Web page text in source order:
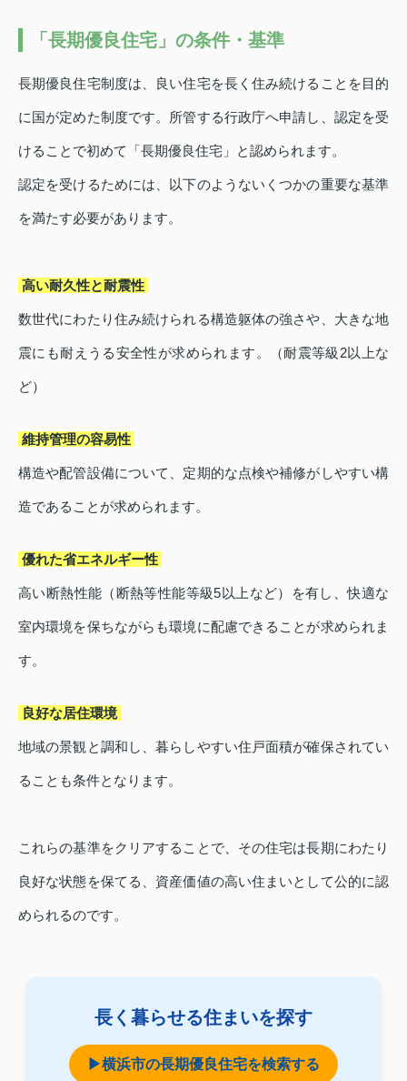
「長期優良住宅」の条件・基準
長期優良住宅制度は、良い住宅を長く住み続けることを目的
に国が定めた制度です。所管する行政庁へ申請し、認定を受
けることで初めて「長期優良住宅」と認められます。
認定を受けるためには、以下のようないくつかの重要な基準
を満たす必要があります。
高い耐久性と耐震性
数世代にわたり住み続けられる構造躯体の強さや、大きな地
震にも耐えうる安全性が求められます。（耐震等級2以上な
ど）
維持管理の容易性
構造や配管設備について、定期的な点検や補修がしやすい構
造であることが求められます。
優れた省エネルギー性
高い断熱性能（断熱等性能等級5以上など）を有し、快適な
室内環境を保ちながらも環境に配慮できることが求められま
す。
良好な居住環境
地域の景観と調和し、暮らしやすい住戸面積が確保されてい
ることも条件となります。
これらの基準をクリアすることで、その住宅は長期にわたり
良好な状態を保てる、資産価値の高い住まいとして公的に認
められるのです。
長く暮らせる住まいを探す
▶横浜市の長期優良住宅を検索する